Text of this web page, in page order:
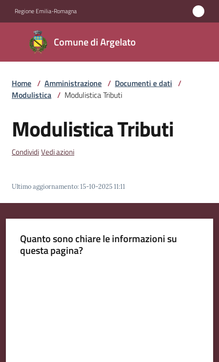
Regione Emilia-Romagna
Comune di Argelato
Comune
di
Argelato
Novità
Servizi
Vivere
Amministrazione
Home / Amministrazione / Documenti e dati /
Modulistica / Modulistica Tributi
Modulistica Tributi
CondividiVedi azioni
Ultimo aggiornamento:15-10-2025 11:11
Quanto sono chiare le informazioni su
questa pagina?